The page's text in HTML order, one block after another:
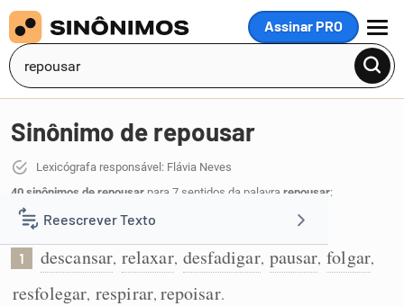
Assinar PRO
MENU
Reescrever Texto
Resumir Texto
Sinônimo de repousar
Lexicógrafa responsável: Flávia Neves
40 sinônimos de repousar para 7 sentidos da palavra repousar:
Descansar para recuperar as energias:
1 descansar, relaxar, desfadigar, pausar, folgar,
resfolegar, respirar, repoisar.